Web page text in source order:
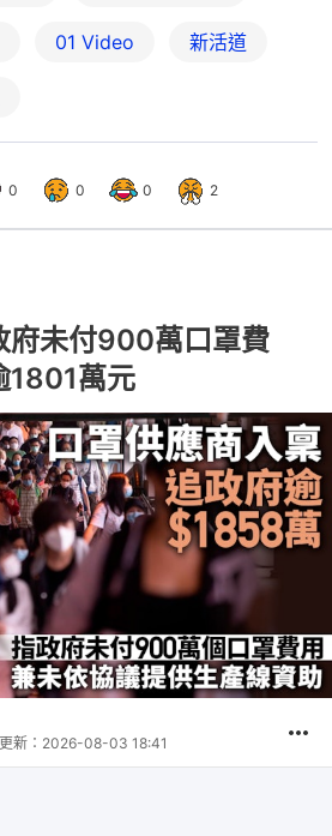
01 Video 新活道
0 0 0 2
府未付900萬口罩費
萬元
更新： 2026-08-03 18:41